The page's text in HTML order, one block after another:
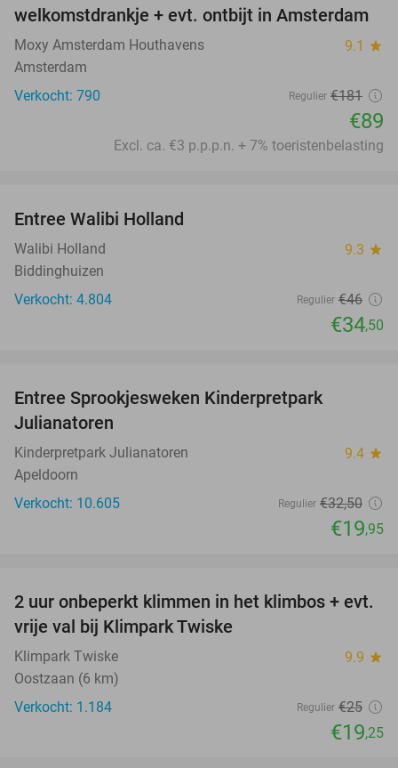
welkomstdrankje + evt. ontbijt in Amsterdam
Moxy Amsterdam Houthavens 9.1 star
Amsterdam
Verkocht: 790
Regulier €181
€89
Excl. ca. €3 p.p.p.n. + 7% toeristenbelasting
Entree Walibi Holland
Walibi Holland 9.3 star
Biddinghuizen
Verkocht: 4.804
Regulier €46
€34,50
Entree Sprookjesweken Kinderpretpark
Julianatoren
Kinderpretpark Julianatoren 9.4 star
Apeldoorn
Verkocht: 10.605
Regulier €32,50
€19,95
23%
2 uur onbeperkt klimmen in het klimbos + evt.
vrije val bij Klimpark Twiske
Klimpark Twiske 9.9 star
Oostzaan (6 km)
Verkocht: 1.184
Regulier €25
€19,25